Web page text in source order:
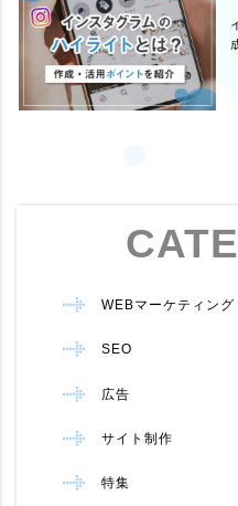
WEBマーケティング
SEO
広告
サイト制作
特集